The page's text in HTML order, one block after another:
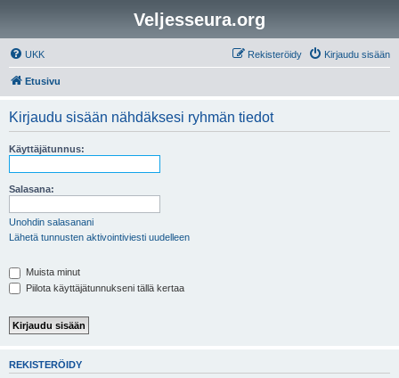
Veljesseura.org
UKK Kirjaudu sisään
Rekisteröidy
Etusivu
Kirjaudu sisään nähdäksesi ryhmän tiedot
Käyttäjätunnus:
Salasana:
Unohdin salasanani
Lähetä tunnusten aktivointiviesti uudelleen
Muista minut
Piilota käyttäjätunnukseni tällä kertaa
REKISTERÖIDY